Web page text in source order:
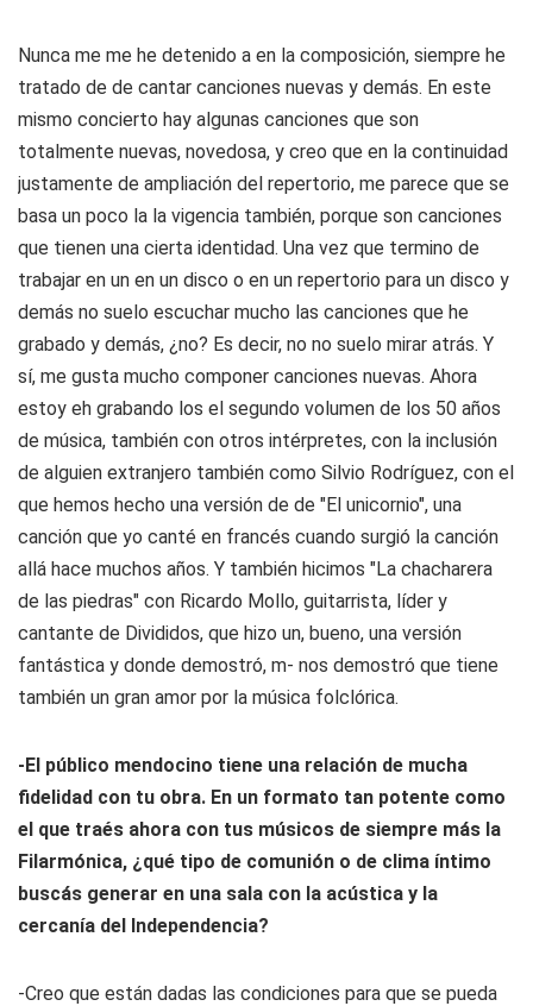
Nunca me me he detenido a en la composición, siempre he
tratado de de cantar canciones nuevas y demás. En este
mismo concierto hay algunas canciones que son
totalmente nuevas, novedosa, y creo que en la continuidad
justamente de ampliación del repertorio, me parece que se
basa un poco la la vigencia también, porque son canciones
que tienen una cierta identidad. Una vez que termino de
trabajar en un en un disco o en un repertorio para un disco y
demás no suelo escuchar mucho las canciones que he
grabado y demás, ¿no? Es decir, no no suelo mirar atrás. Y
sí, me gusta mucho componer canciones nuevas. Ahora
estoy eh grabando los el segundo volumen de los 50 años
de música, también con otros intérpretes, con la inclusión
de alguien extranjero también como Silvio Rodríguez, con el
que hemos hecho una versión de de "El unicornio", una
canción que yo canté en francés cuando surgió la canción
allá hace muchos años. Y también hicimos "La chacharera
de las piedras" con Ricardo Mollo, guitarrista, líder y
cantante de Divididos, que hizo un, bueno, una versión
fantástica y donde demostró, m- nos demostró que tiene
también un gran amor por la música folclórica.
-El público mendocino tiene una relación de mucha
fidelidad con tu obra. En un formato tan potente como
el que traés ahora con tus músicos de siempre más la
Filarmónica, ¿qué tipo de comunión o de clima íntimo
buscás generar en una sala con la acústica y la
cercanía del Independencia?
-Creo que están dadas las condiciones para que se pueda